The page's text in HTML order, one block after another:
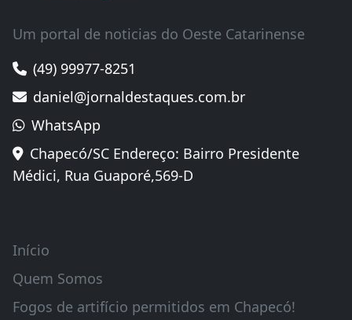
Um portal de noticias do Oeste Catarinense
(49) 99977-8251
daniel@jornaldestaques.com.br
WhatsApp
Chapecó/SC Endereço: Bairro Presidente
Médici, Rua Guaporé,569-D
Início
Quem Somos
Fogos de artifício permitidos em Chapecó!